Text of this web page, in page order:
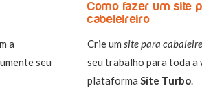
a
seu
Como fazer um site
cabeleireiro
Crie um site para
seu trabalho para toda a
plataforma Site Turbo.